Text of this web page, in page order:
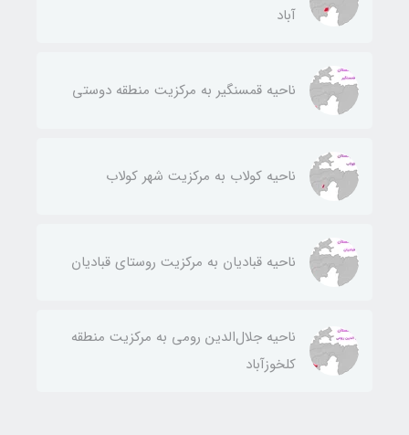
آباد
ناحيه قمسنگير به مركزيت منطقه دوستی
ناحيه كولاب به مركزيت شهر كولاب
ناحيه قباديان به مركزيت روستای قباديان
ناحيه جلال‌الدين رومی به مركزيت منطقه
كلخوزآباد